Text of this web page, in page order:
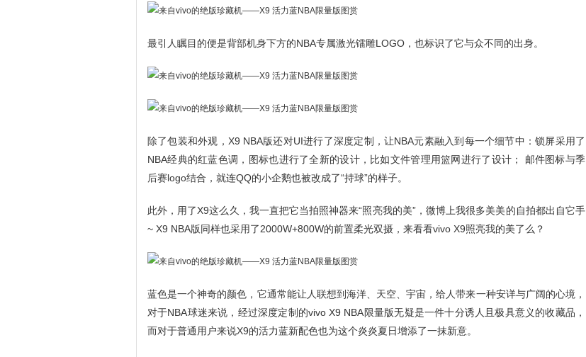
最引人瞩目的便是背部机身下方的NBA专属激光镭雕LOGO，也标识了它与众不同的出身。
除了包装和外观，X9 NBA版还对UI进行了深度定制，让NBA元素融入到每一个细节中：锁屏采用了
NBA经典的红蓝色调，图标也进行了全新的设计，比如文件管理用篮网进行了设计； 邮件图标与季
后赛logo结合，就连QQ的小企鹅也被改成了“持球”的样子。
此外，用了X9这么久，我一直把它当拍照神器来“照亮我的美”，微博上我很多美美的自拍都出自它手
~ X9 NBA版同样也采用了2000W+800W的前置柔光双摄，来看看vivo X9照亮我的美了么？
蓝色是一个神奇的颜色，它通常能让人联想到海洋、天空、宇宙，给人带来一种安详与广阔的心境，
对于NBA球迷来说，经过深度定制的vivo X9 NBA限量版无疑是一件十分诱人且极具意义的收藏品，
而对于普通用户来说X9的活力蓝新配色也为这个炎炎夏日增添了一抹新意。